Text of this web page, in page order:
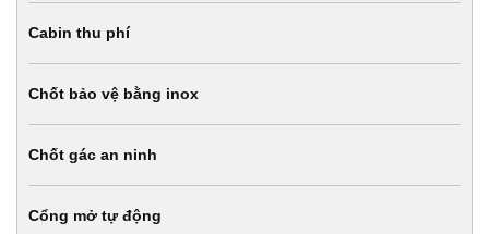
Cabin thu phí
Chốt bảo vệ bằng inox
Chốt gác an ninh
Cổng mở tự động